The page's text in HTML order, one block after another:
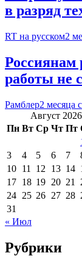
в разряд
RT на русском2
Россиянам
работы не
Рамблер2 месяца
Август 2026
Пн Вт Ср Чт Пт
3
4 5 6 7
10 11 12 13 14
17 18 19 20 21
24 25 26 27 28
31
« Июл
Рубрики